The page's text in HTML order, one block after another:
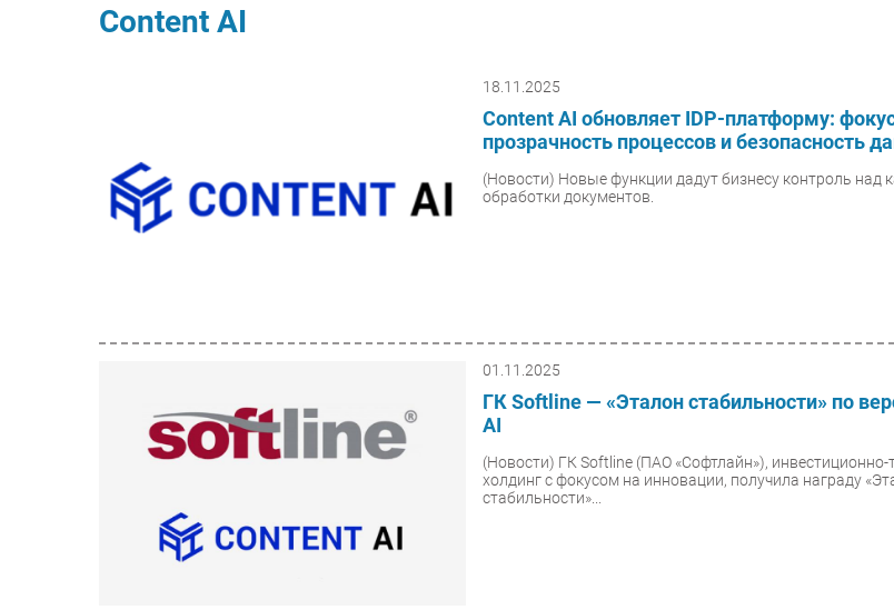
Импорто­замещение
Фиксированная связь
Интеграция
Оборудование
Outsourcing
Кадры
Инновации
CIO/Управление ИТ
Content AI
18.11.2025
Content AI обновляет IDP-платформу:
прозрачность процессов и безопасность
(Новости) Новые функции дадут бизнесу контроль над
обработки документов.
01.11.2025
ГК Softline — «Эталон стабильности» по
AI
(Новости) ГК Softline (ПАО «Софтлайн»), инвестиционно-
холдинг с фокусом на инновации, получила награду
стабильности»...